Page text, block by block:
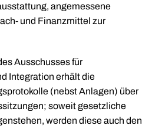
angemessene
und Finanzmittel zur
Ausschusses für
Integration erhält die
(nebst Anlagen) über
soweit gesetzliche
werden diese auch den